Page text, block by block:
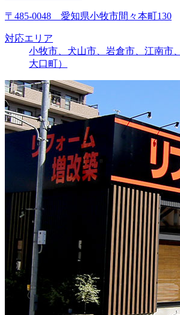
〒485-0048 愛知県小牧市間々本町130
対応エリア
小牧市、犬山市、岩倉市、江南市
大口町）